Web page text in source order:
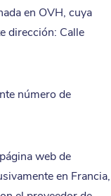
en OVH, cuya
dirección: Calle
número de
web de
en Francia,